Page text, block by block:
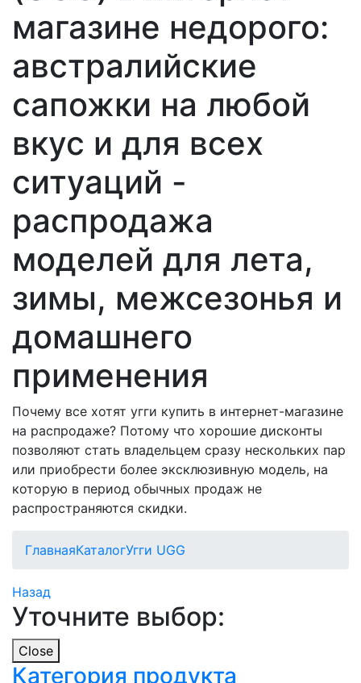
магазине недорого:
австралийские
сапожки на любой
вкус и для всех
ситуаций -
распродажа
моделей для лета,
зимы, межсезонья и
домашнего
применения
Почему все хотят угги купить в интернет-магазине
на распродаже? Потому что хорошие дисконты
позволяют стать владельцем сразу нескольких пар
или приобрести более эксклюзивную модель, на
которую в период обычных продаж не
распространяются скидки.
ГлавнаяКаталогУгги UGG
Назад
Уточните выбор:
Close
Категория продукта